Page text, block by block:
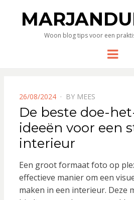
Woon blog tips voor een
Menu
POSTED
ON
26/08/2024 BY MEES
De beste doe-
ideeën voor een
interieur
Een groot formaat foto op
effectieve manier om een
maken in een interieur. Deze